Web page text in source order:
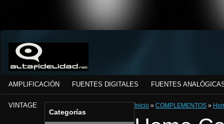
AMPLIFICACIÓN FUENTES DIGITALES FUENTES
VINTAGE
Categorías
Inicio » COMPLEMENTOS »